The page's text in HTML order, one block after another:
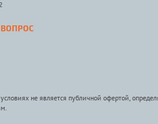
не является публичной офертой,